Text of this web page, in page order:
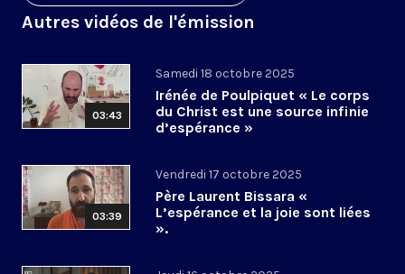
Autres vidéos de l'émission
03:43
Samedi 18 octobre 2025
Irénée de Poulpiquet « Le corps
du Christ est une source infinie
d’espérance »
03:39
Vendredi 17 octobre 2025
Père Laurent Bissara «
L’espérance et la joie sont liées
».